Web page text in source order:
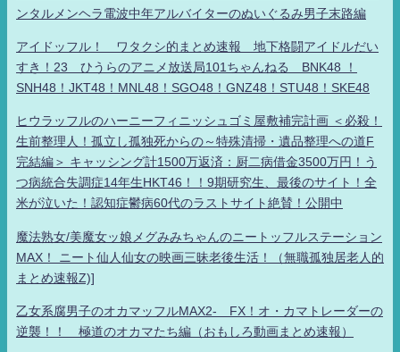
ンタルメンヘラ電波中年アルバイターのぬいぐるみ男子末路編
アイドッフル！ ワタクシ的まとめ速報 地下格闘アイドルだい
すき！23 ひうらのアニメ放送局101ちゃんねる BNK48 ！
SNH48！JKT48！MNL48！SGO48！GNZ48！STU48！SKE48
ヒウラッフルのハーニーフィニッシュゴミ屋敷補完計画 ＜必殺！
生前整理人！孤立し孤独死からの～特殊清掃・遺品整理への道F
完結編＞ キャッシング計1500万返済：厨二病借金3500万円！う
つ病統合失調症14年生HKT46！！9期研究生、最後のサイト！全
米が泣いた！認知症鬱病60代のラストサイト絶賛！公開中
魔法熟女/美魔女ッ娘メグみみちゃんのニートッフルステーション
MAX！ ニート仙人仙女の映画三昧老後生活！（無職孤独居老人的
まとめ速報Z)]
乙女系腐男子のオカマッフルMAX2- FX！オ・カマトレーダーの
逆襲！！ 極道のオカマたち編（おもしろ動画まとめ速報）